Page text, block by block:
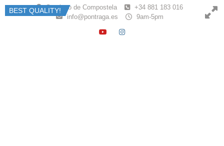
Skip
to
Santiago de Compostela
+34 881 183 016
info@pontraga.es
9am-5pm
YOUTUBE
INSTAGRAM
BEST QUALITY!